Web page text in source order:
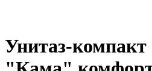
Унитаз-компакт